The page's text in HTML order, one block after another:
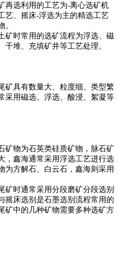
再选利用的工艺为-离心选矿机
艺、摇床-浮选为主的精选工艺
。
矿时常用的选矿流程为浮选、磁
堆、充填矿井等工艺处理。
矿具有数量大、粒度细、类型繁
采用磁选、浮选、酸浸、絮凝等
矿物为石英类硅质矿物，脉石矿
，鑫海通常采用浮选工艺进行选
为方解石、白云石，鑫海则采用
矿时通常采用分段磨矿分段选别
摇床选别是石墨选别流程常用的
矿中的几种矿物需要多种选矿方